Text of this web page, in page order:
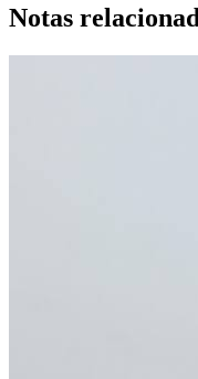
Notas